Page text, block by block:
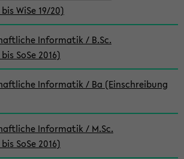
WiSe 19/20)
Informatik / B.Sc.
SoSe 2016)
Informatik / Ba (Einschreibung
Informatik / M.Sc.
SoSe 2016)